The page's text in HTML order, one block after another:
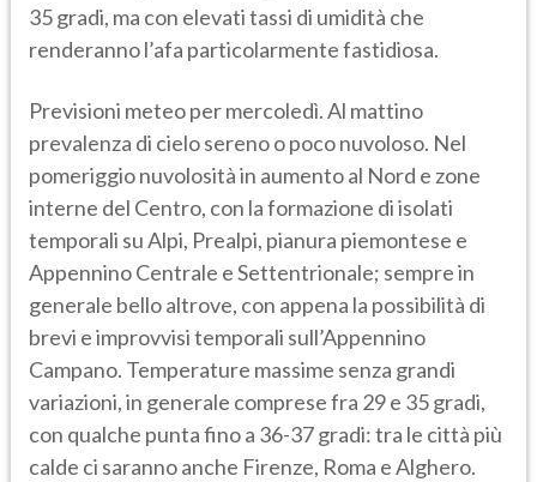
35 gradi, ma con elevati tassi di umidità che
renderanno l’afa particolarmente fastidiosa.
Previsioni meteo per mercoledì. Al mattino
prevalenza di cielo sereno o poco nuvoloso. Nel
pomeriggio nuvolosità in aumento al Nord e zone
interne del Centro, con la formazione di isolati
temporali su Alpi, Prealpi, pianura piemontese e
Appennino Centrale e Settentrionale; sempre in
generale bello altrove, con appena la possibilità di
brevi e improvvisi temporali sull’Appennino
Campano. Temperature massime senza grandi
variazioni, in generale comprese fra 29 e 35 gradi,
con qualche punta fino a 36-37 gradi: tra le città più
calde ci saranno anche Firenze, Roma e Alghero.